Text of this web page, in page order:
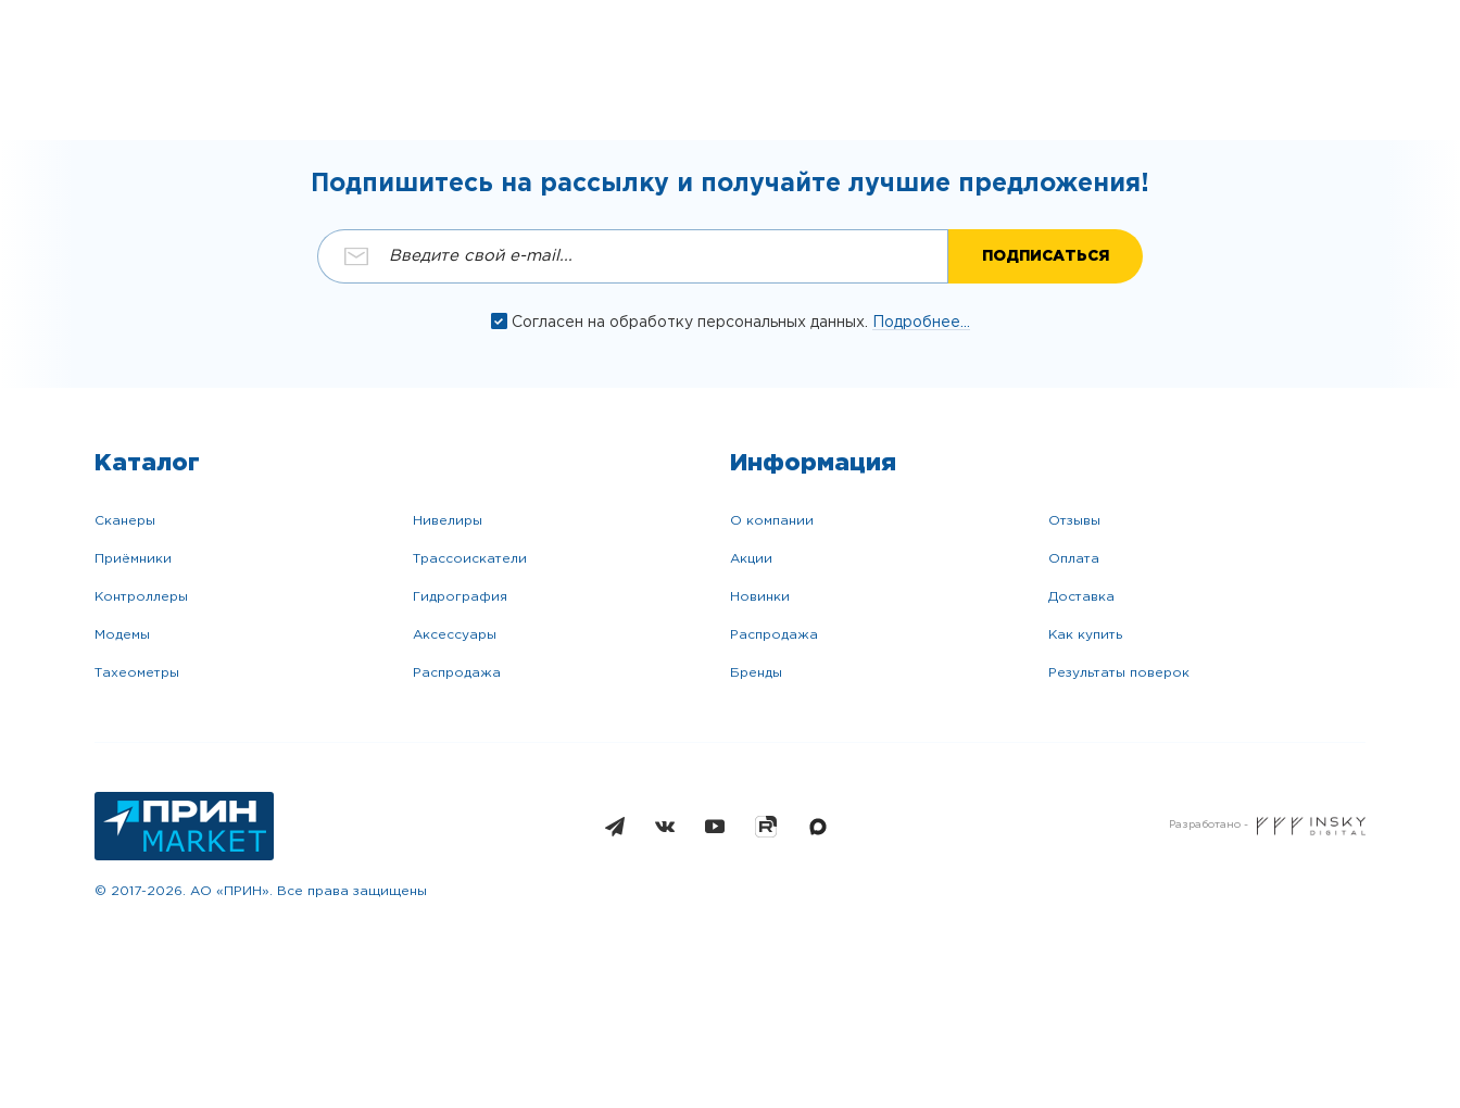
Подпишитесь на рассылку и получайте лучшие предложения!
Согласен на обработку персональных данных. Подробнее...
Каталог
сканеры
приёмники
контроллеры
модемы
тахеометры
нивелиры
трассоискатели
гидрография
аксессуары
распродажа
Информация
о компании
акции
новинки
распродажа
бренды
отзывы
оплата
доставка
как купить
результаты поверок
Разработано -
© 2017-2026. АО «ПРИН». Все права защищены